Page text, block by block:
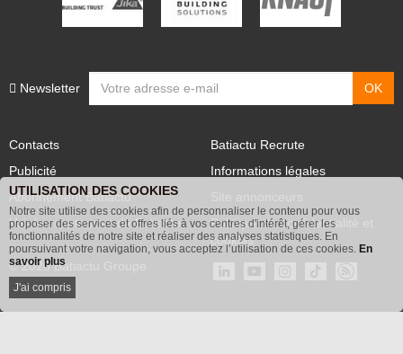
Publicité
Abonnement Batiactu
Voir les contenus+ de Batiactu
Site annonceurs
Politique de confidentialité et
cookies
© 2026 Batiactu Groupe
UTILISATION DES COOKIES
Notre site utilise des cookies afin de personnaliser le contenu pour vous
proposer des services et offres liés à vos centres d'intérêt, gérer les
fonctionnalités de notre site et réaliser des analyses statistiques. En
poursuivant votre navigation, vous acceptez l’utilisation de ces cookies. En
savoir plus
J'ai compris